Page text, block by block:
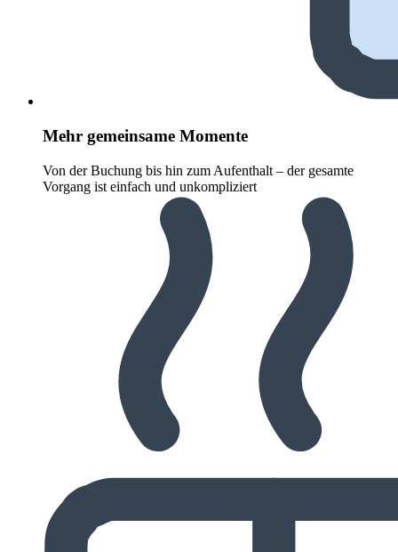
Mehr gemeinsame Momente
Von der Buchung bis hin zum Aufenthalt – der gesamte
Vorgang ist einfach und unkompliziert